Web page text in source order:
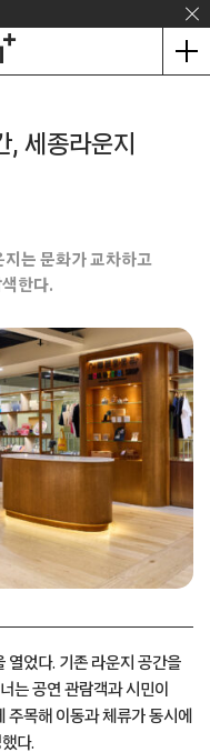
, 세종라운지
는 문화가 교차하고
한다.
열었다. 기존 라운지 공간을
는 공연 관람객과 시민이
목해 이동과 체류가 동시에
다.